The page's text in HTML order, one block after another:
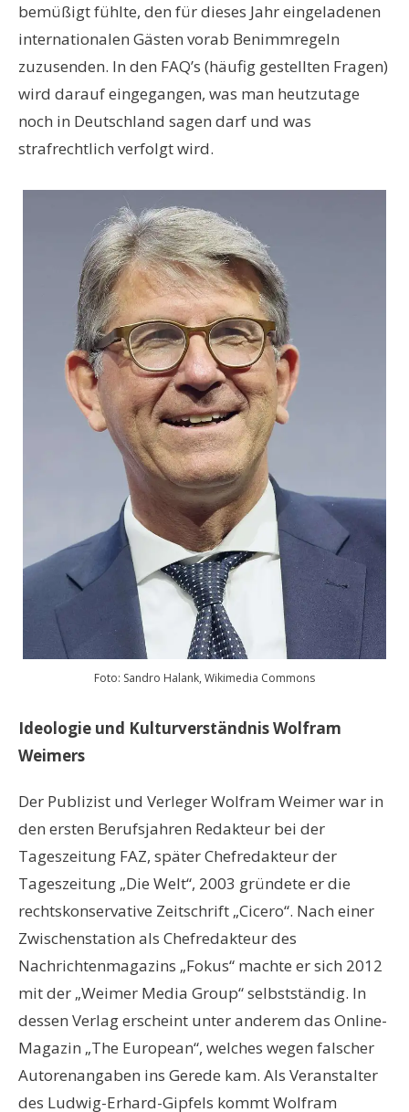
bemüßigt fühlte, den für dieses Jahr eingeladenen
internationalen Gästen vorab Benimmregeln
zuzusenden. In den FAQ’s (häufig gestellten Fragen)
wird darauf eingegangen, was man heutzutage
noch in Deutschland sagen darf und was
strafrechtlich verfolgt wird.
Foto: Sandro Halank, Wikimedia Commons
Ideologie und Kulturverständnis Wolfram
Weimers
Der Publizist und Verleger Wolfram Weimer war in
den ersten Berufsjahren Redakteur bei der
Tageszeitung FAZ, später Chefredakteur der
Tageszeitung „Die Welt“, 2003 gründete er die
rechtskonservative Zeitschrift „Cicero“. Nach einer
Zwischenstation als Chefredakteur des
Nachrichtenmagazins „Fokus“ machte er sich 2012
mit der „Weimer Media Group“ selbstständig. In
dessen Verlag erscheint unter anderem das Online-
Magazin „The European“, welches wegen falscher
Autorenangaben ins Gerede kam. Als Veranstalter
des Ludwig-Erhard-Gipfels kommt Wolfram